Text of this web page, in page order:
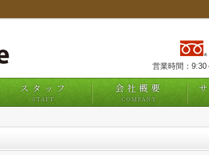
営業時間：9:30
スタッフ
STAFF
会社概要
COMPANY